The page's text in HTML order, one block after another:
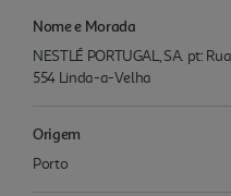
Nome e Morada
NESTLÉ PORTUGAL, SA. pt:
554 Linda-a-Velha
Origem
Porto